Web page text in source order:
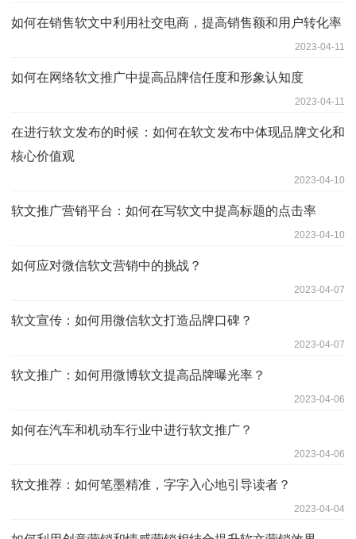
如何在销售软文中利用社交电商，提高销售额和用户转化率
2023-04-11
如何在网络软文推广中提高品牌信任度和形象认知度
2023-04-11
在进行软文发布的时候：如何在软文发布中体现品牌文化和
核心价值观
2023-04-10
软文推广营销平台：如何在写软文中提高标题的点击率
2023-04-10
如何应对微信软文营销中的挑战？
2023-04-07
软文宣传：如何用微信软文打造品牌口碑？
2023-04-07
软文推广：如何用微博软文提高品牌曝光率？
2023-04-06
如何在汽车和机动车行业中进行软文推广？
2023-04-06
软文推荐：如何笔墨精准，字字入心地引导读者？
2023-04-04